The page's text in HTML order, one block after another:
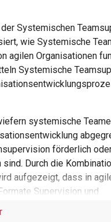
Systemischen
wie Systemische
agilen Organisationen
Systemische
systemische
förderlich
Durch die
aufgezeigt, dass in
Supervision und
hat daher